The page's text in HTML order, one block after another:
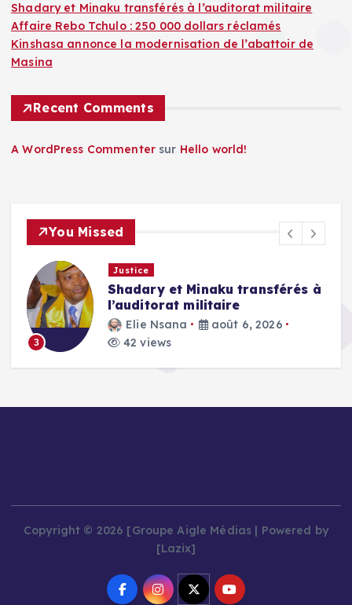
Shadary et Minaku transférés à l’auditorat militaire
Affaire Rebo Tchulo : 250 000 dollars réclamés
Kinshasa annonce la modernisation de l’abattoir de
Masina
Recent Comments
A WordPress Commenter sur Hello world!
You Missed
3
Justice
Shadary et Minaku transférés à
l’auditorat militaire
Elie Nsana
août 6, 2026
42 views
Copyright © 2026 [Groupe Aigle Médias | Powered by
[Lazix]